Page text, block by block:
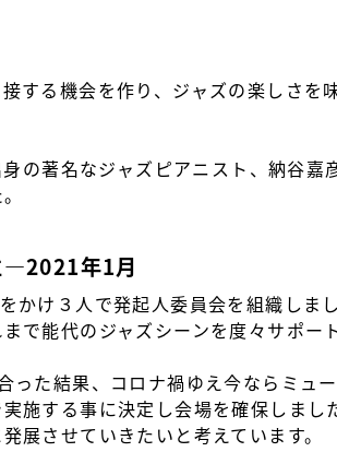
する機会を作り、ジャズの楽しさ
の著名なジャズピアニスト、納谷
―2021年1月
かけ３人で発起人委員会を組織しま
で能代のジャズシーンを度々サポー
った結果、コロナ禍ゆえ今ならミュ
実施する事に決定し会場を確保しま
展させていきたいと考えています。